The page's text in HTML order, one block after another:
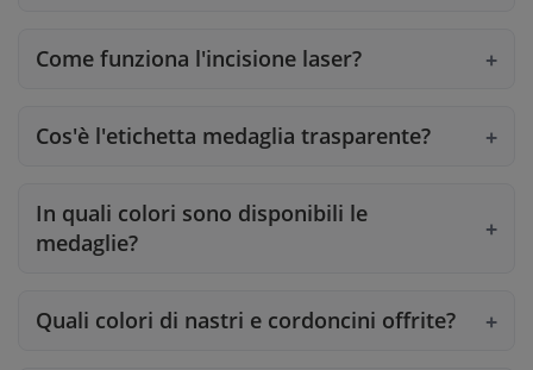
Come funziona l'incisione laser?
Cos'è l'etichetta medaglia trasparente?
In quali colori sono disponibili le
medaglie?
Quali colori di nastri e cordoncini offrite?